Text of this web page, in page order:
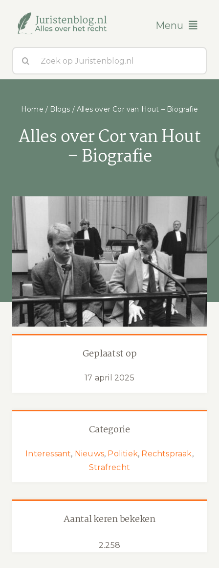
inhoud
Menu
Blogs
naar:
Home / Blogs /Alles over Cor van Hout – Biografie
Alles over Cor van Hout
– Biografie
Categorie
Interessant, Nieuws, Politiek, Rechtspraak,
Strafrecht
Geplaatst op
17 april 2025
Aantal keren bekeken
2.258